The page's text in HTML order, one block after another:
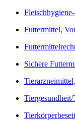
Futtermittel,
Sichere